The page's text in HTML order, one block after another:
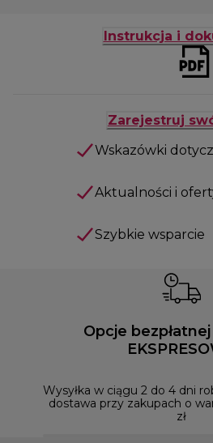
Instrukcja i
Zarejestruj
Wskazówki
Aktualności i
Szybkie wsparcie
Opcje
Wysyłka w ciągu 2 do 4 dni
dostawa przy zakupach o
zł